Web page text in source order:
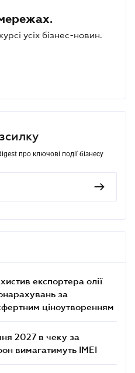
усіх бізнес-новин.
про ключові події бізнесу
експортера олії
за
ціноутворенням
2027 в чеку за
вимагатимуть IMEI